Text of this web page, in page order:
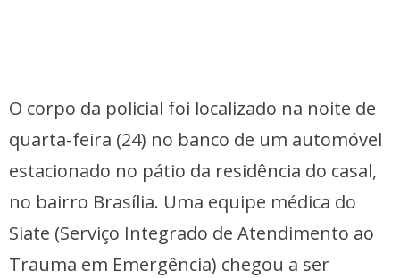
O corpo da policial foi localizado na noite de
quarta-feira (24) no banco de um automóvel
estacionado no pátio da residência do casal,
no bairro Brasília. Uma equipe médica do
Siate (Serviço Integrado de Atendimento ao
Trauma em Emergência) chegou a ser